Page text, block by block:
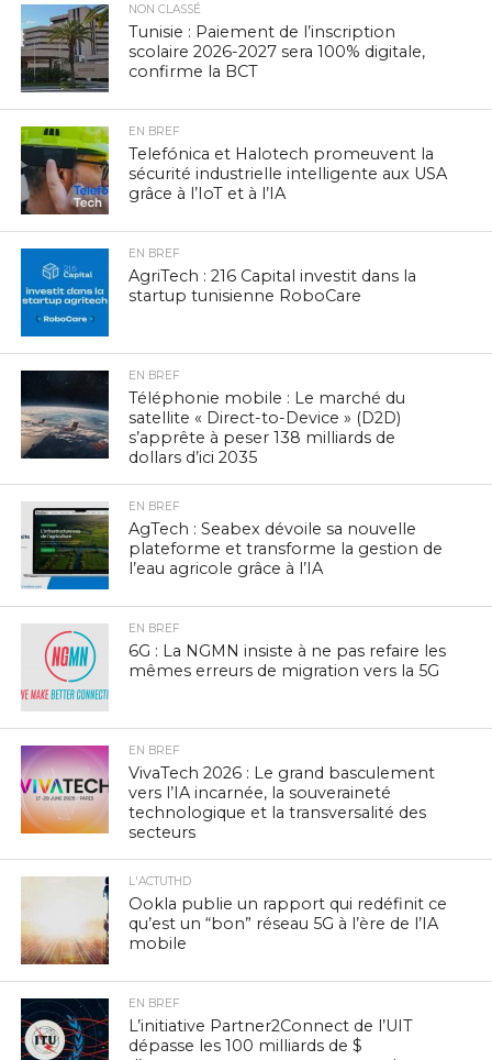
NON CLASSÉ
Tunisie : Paiement de l’inscription
scolaire 2026-2027 sera 100% digitale,
confirme la BCT
EN BREF
Telefónica et Halotech promeuvent la
sécurité industrielle intelligente aux USA
grâce à l’IoT et à l’IA
EN BREF
AgriTech : 216 Capital investit dans la
startup tunisienne RoboCare
EN BREF
Téléphonie mobile : Le marché du
satellite « Direct-to-Device » (D2D)
s’apprête à peser 138 milliards de
dollars d’ici 2035
EN BREF
AgTech : Seabex dévoile sa nouvelle
plateforme et transforme la gestion de
l’eau agricole grâce à l’IA
EN BREF
6G : La NGMN insiste à ne pas refaire les
mêmes erreurs de migration vers la 5G
EN BREF
VivaTech 2026 : Le grand basculement
vers l’IA incarnée, la souveraineté
technologique et la transversalité des
secteurs
L'ACTUTHD
Ookla publie un rapport qui redéfinit ce
qu’est un “bon” réseau 5G à l’ère de l’IA
mobile
EN BREF
L’initiative Partner2Connect de l’UIT
dépasse les 100 milliards de $